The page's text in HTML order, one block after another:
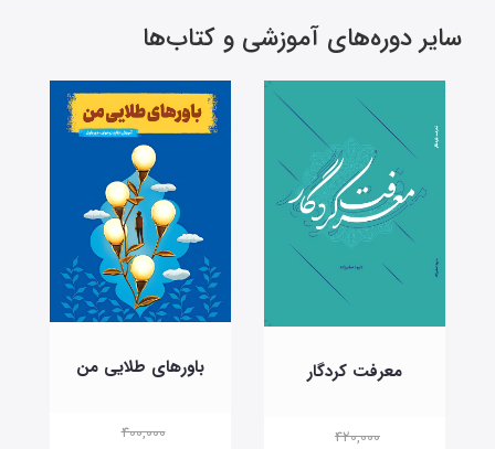
سایر دوره‌های آموزشی و کتاب‌ها
معرفت کردگار
420,000
باورهای طلایی من
400,000